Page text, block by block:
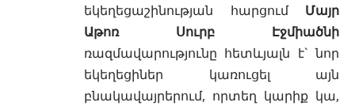
եկեղեցաշինության հարցում Մայր
Աթոռ Սուրբ Էջմիածնի
ռազմավարությունը հետևյալն է` նոր
եկեղեցիներ կառուցել այն
բնակավայրերում, որտեղ կարիք կա,